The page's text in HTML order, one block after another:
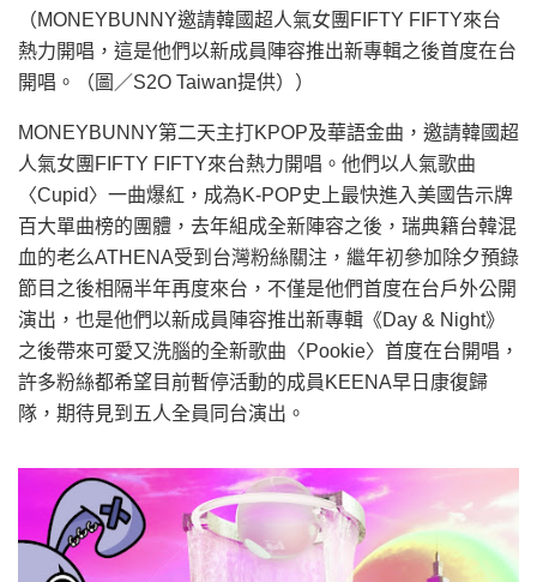
（MONEYBUNNY邀請韓國超人氣女團FIFTY FIFTY來台
熱力開唱，這是他們以新成員陣容推出新專輯之後首度在台
開唱。（圖／S2O Taiwan提供））
MONEYBUNNY第二天主打KPOP及華語金曲，邀請韓國超
人氣女團FIFTY FIFTY來台熱力開唱。他們以人氣歌曲
〈Cupid〉一曲爆紅，成為K-POP史上最快進入美國告示牌
百大單曲榜的團體，去年組成全新陣容之後，瑞典籍台韓混
血的老么ATHENA受到台灣粉絲關注，繼年初參加除夕預錄
節目之後相隔半年再度來台，不僅是他們首度在台戶外公開
演出，也是他們以新成員陣容推出新專輯《Day & Night》
之後帶來可愛又洗腦的全新歌曲〈Pookie〉首度在台開唱，
許多粉絲都希望目前暫停活動的成員KEENA早日康復歸
隊，期待見到五人全員同台演出。